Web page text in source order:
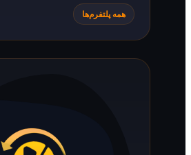
همه پلتفرم‌ها